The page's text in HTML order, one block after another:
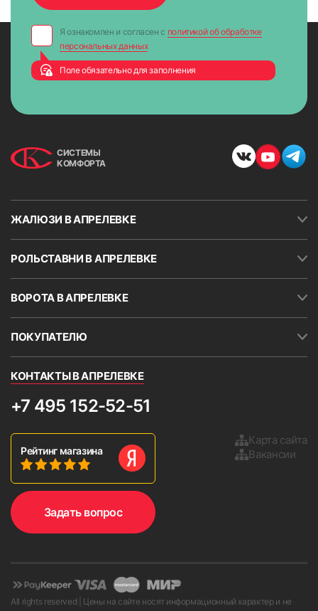
Я ознакомлен и согласен с политикой об обработке
персональных данных
Поле обязательно для заполнения
СИСТЕМЫ
КОМФОРТА
ЖАЛЮЗИ В АПРЕЛЕВКЕ
РОЛЬСТАВНИ В АПРЕЛЕВКЕ
ВОРОТА В АПРЕЛЕВКЕ
ПОКУПАТЕЛЮ
КОНТАКТЫ В АПРЕЛЕВКЕ
+7 495 152-52-51
Рейтинг магазина
Карта сайта
Вакансии
Задать вопрос
All rights reserved | Цены на сайте носят информационный характер и не